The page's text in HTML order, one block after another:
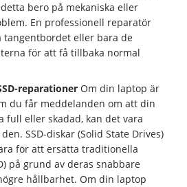
bero på mekaniska eller
En professionell reparatör
tangentbordet eller bara de
för att få tillbaka normal
reparationer Om din laptop är
du får meddelanden om att din
full eller skadad, kan det vara
SSD-diskar (Solid State Drives)
för att ersätta traditionella
på grund av deras snabbare
hållbarhet. Om din laptop